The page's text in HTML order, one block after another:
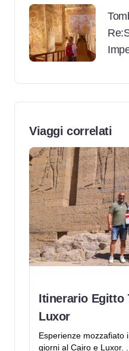
Viaggi correlati
Itinerario Egitto
Luxor
Esperienze mozzafiato
giorni al Cairo e Luxor. ...